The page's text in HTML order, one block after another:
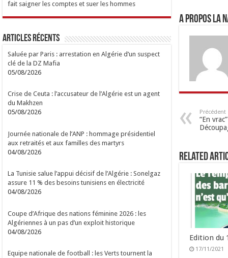
A propos LA
Précédent
“En
Related
Edition du
17/11/2021
fait saigner les comptes et suer les hommes
Articles Récents
Saluée par Paris : arrestation en Algérie d’un suspect
clé de la DZ Mafia
05/08/2026
Crise de Ceuta : l’accusateur de l’Algérie est un agent
du Makhzen
05/08/2026
Journée nationale de l’ANP : hommage présidentiel
aux retraités et aux familles des martyrs
04/08/2026
La Tunisie salue l’appui décisif de l’Algérie : Sonelgaz
assure 11 % des besoins tunisiens en électricité
04/08/2026
Coupe d’Afrique des nations féminine 2026 : les
Algériennes à un pas d’un exploit historique
04/08/2026
Equipe nationale de football : les Verts tournent la